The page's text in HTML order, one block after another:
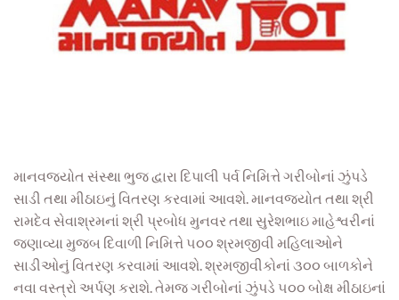
માનવજ્યોત સંસ્થા ભુજ દ્વારા દિપાલી પર્વ નિમિત્તે ગરીબોનાં ઝુંપડે
સાડી તથા મીઠાઇનું વિતરણ કરવામાં આવશે. માનવજ્યોત તથા શ્રી
રામદેવ સેવાશ્રમનાં શ્રી પ્રબોધ મુનવર તથા સુરેશભાઇ માહેશ્વરીનાં
જણાવ્યા મુજબ દિવાળી નિમિત્તે ૫૦૦ શ્રમજીવી મહિલાઓને
સાડીઓનું વિતરણ કરવામાં આવશે. શ્રમજીવીકોનાં ૩૦૦ બાળકોને
નવા વસ્ત્રો અર્પણ કરાશે. તેમજ ગરીબોનાં ઝુંપડે ૫૦૦ બોક્ષ મીઠાઇનાં